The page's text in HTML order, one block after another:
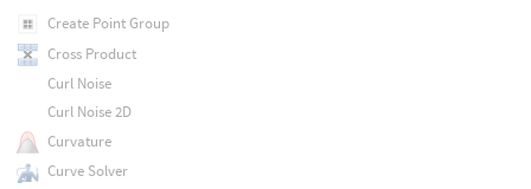
Create Point Group
Cross Product
Curl Noise
Curl Noise 2D
Curvature
Curve Solver